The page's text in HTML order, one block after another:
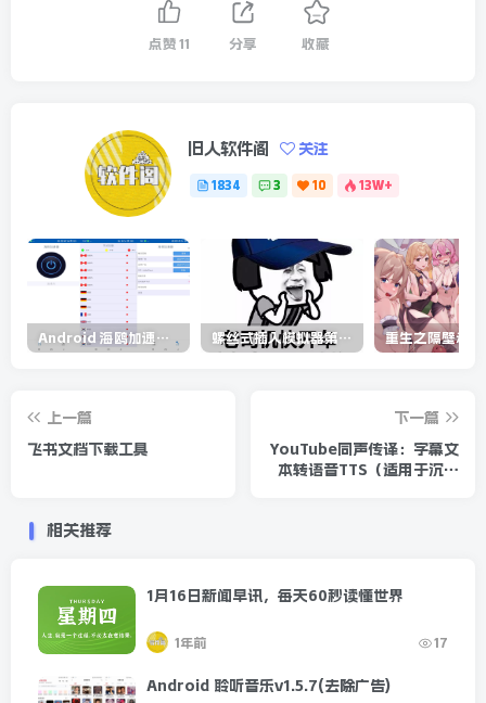
点赞 11 分享 收藏
旧人软件阁 关注
1834 3 10 13W+
Android 海鸥加速器v6.6.3(解锁会员) 螺丝式插入模拟器第5代/NejicomiSimulator.Vol.5.v1.0.2
上一篇
飞书文档下载工具
下一篇
YouTube同声传译：字幕文
本转语音TTS（适用于沉浸
相关推荐
1月16日新闻早讯，每天60秒读懂世界
1年前 17
Android 聆听音乐v1.5.7(去除广告)